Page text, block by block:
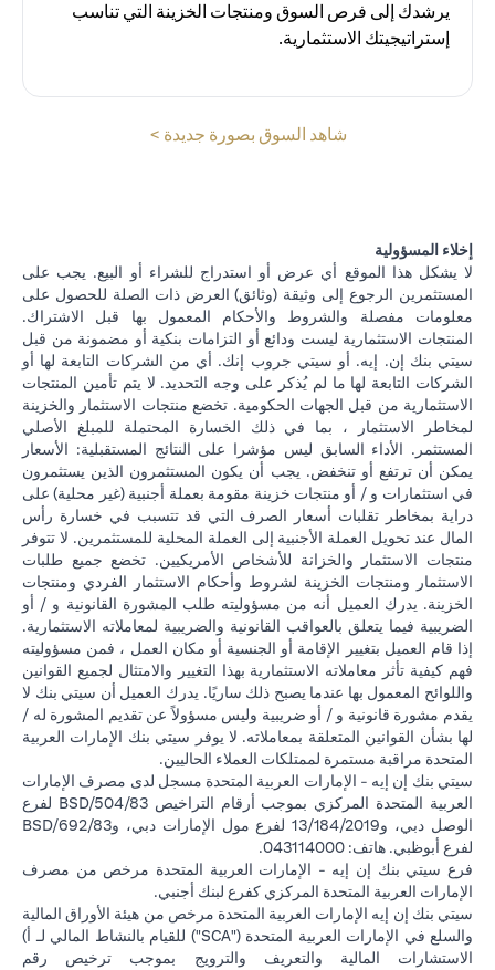
يرشدك إلى فرص السوق ومنتجات الخزينة التي تناسب
إستراتيجيتك الاستثمارية.
شاهد السوق بصورة جديدة >
إخلاء المسؤولية
لا يشكل هذا الموقع أي عرض أو استدراج للشراء أو البيع. يجب على
المستثمرين الرجوع إلى وثيقة (وثائق) العرض ذات الصلة للحصول على
معلومات مفصلة والشروط والأحكام المعمول بها قبل الاشتراك.
المنتجات الاستثمارية ليست ودائع أو التزامات بنكية أو مضمونة من قبل
سيتي بنك إن. إيه. أو سيتي جروب إنك. أي من الشركات التابعة لها أو
الشركات التابعة لها ما لم يُذكر على وجه التحديد. لا يتم تأمين المنتجات
الاستثمارية من قبل الجهات الحكومية. تخضع منتجات الاستثمار والخزينة
لمخاطر الاستثمار ، بما في ذلك الخسارة المحتملة للمبلغ الأصلي
المستثمر. الأداء السابق ليس مؤشرا على النتائج المستقبلية: الأسعار
يمكن أن ترتفع أو تنخفض. يجب أن يكون المستثمرون الذين يستثمرون
في استثمارات و / أو منتجات خزينة مقومة بعملة أجنبية (غير محلية) على
دراية بمخاطر تقلبات أسعار الصرف التي قد تتسبب في خسارة رأس
المال عند تحويل العملة الأجنبية إلى العملة المحلية للمستثمرين. لا تتوفر
منتجات الاستثمار والخزانة للأشخاص الأمريكيين. تخضع جميع طلبات
الاستثمار ومنتجات الخزينة لشروط وأحكام الاستثمار الفردي ومنتجات
الخزينة. يدرك العميل أنه من مسؤوليته طلب المشورة القانونية و / أو
الضريبية فيما يتعلق بالعواقب القانونية والضريبية لمعاملاته الاستثمارية.
إذا قام العميل بتغيير الإقامة أو الجنسية أو مكان العمل ، فمن مسؤوليته
فهم كيفية تأثر معاملاته الاستثمارية بهذا التغيير والامتثال لجميع القوانين
واللوائح المعمول بها عندما يصبح ذلك ساريًا. يدرك العميل أن سيتي بنك لا
يقدم مشورة قانونية و / أو ضريبية وليس مسؤولاً عن تقديم المشورة له /
لها بشأن القوانين المتعلقة بمعاملاته. لا يوفر سيتي بنك الإمارات العربية
المتحدة مراقبة مستمرة لممتلكات العملاء الحاليين.
سيتي بنك إن إيه - الإمارات العربية المتحدة مسجل لدى مصرف الإمارات
العربية المتحدة المركزي بموجب أرقام التراخيص BSD/504/83 لفرع
الوصل دبي، و13/184/2019 لفرع مول الإمارات دبي، وBSD/692/83
لفرع أبوظبي. هاتف: 043114000.
فرع سيتي بنك إن إيه - الإمارات العربية المتحدة مرخص من مصرف
الإمارات العربية المتحدة المركزي كفرع لبنك أجنبي.
سيتي بنك إن إيه الإمارات العربية المتحدة مرخص من هيئة الأوراق المالية
والسلع في الإمارات العربية المتحدة ("SCA") للقيام بالنشاط المالي لـ أ)
الاستشارات المالية والتعريف والترويج بموجب ترخيص رقم